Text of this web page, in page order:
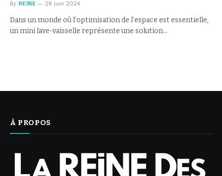
By REINE 28 juin 2024
Dans un monde où l’optimisation de l’espace est essentielle,
un mini lave-vaisselle représente une solution…
À PROPOS